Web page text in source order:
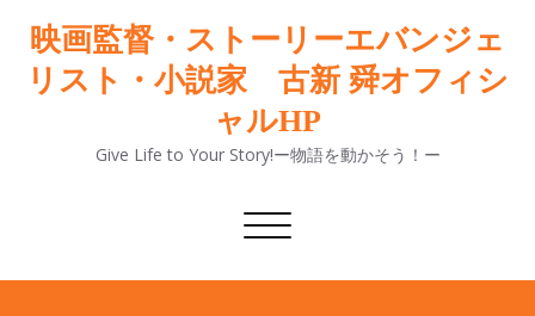
映画監督・ストーリーエバンジェ
リスト・小説家 古新 舜オフィシ
ャルHP
Give Life to Your Story!ー物語を動かそう！ー
ナ
ゲ